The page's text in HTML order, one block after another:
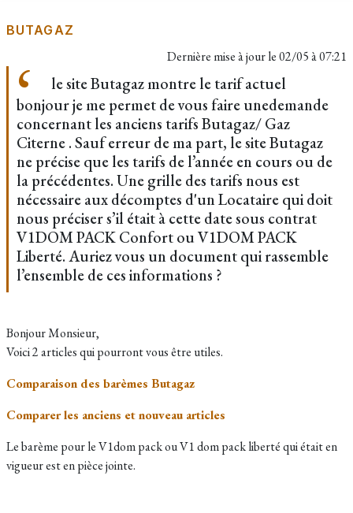
BUTAGAZ
Dernière mise à jour le02/05 à 07:21
le site Butagaz montre le tarif actuel
bonjour je me permet de vous faire unedemande
concernant les anciens tarifs Butagaz/ Gaz
Citerne . Sauf erreur de ma part, le site Butagaz
ne précise que les tarifs de l’année en cours ou de
la précédentes. Une grille des tarifs nous est
nécessaire aux décomptes d'un Locataire qui doit
nous préciser s’il était à cette date sous contrat
V1DOM PACK Confort ou V1DOM PACK
Liberté. Auriez vous un document qui rassemble
l’ensemble de ces informations ?
Bonjour Monsieur,
Voici 2 articles qui pourront vous être utiles.
Comparaison des barèmes Butagaz
Comparer les anciens et nouveau articles
Le barème pour le V1dom pack ou V1 dom pack liberté qui était en
vigueur est en pièce jointe.